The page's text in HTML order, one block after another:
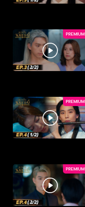
PREMIUM
PREMIUM
PREMIUM